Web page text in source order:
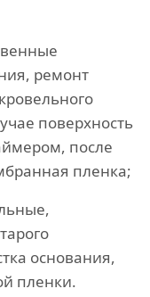
ремонт
поверхность
после
пленка;
основания,
пленки.